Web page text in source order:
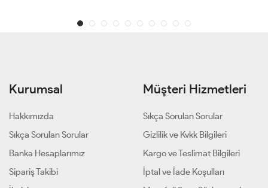
Kurumsal
Hakkımızda
Sıkça Sorulan Sorular
Banka Hesaplarımız
Sipariş Takibi
Müşteri Hizmetleri
Sıkça Sorulan Sorular
Gizlilik ve Kvkk Bilgileri
Kargo ve Teslimat Bilgileri
İptal ve İade Koşulları